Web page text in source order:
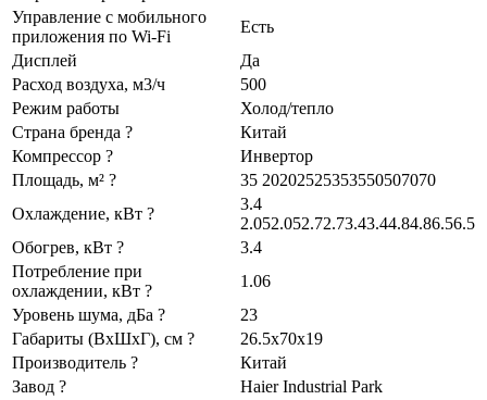
Управление c мобильного
приложения по Wi-Fi
Есть
Дисплей
Да
Расход воздуха, м3/ч
500
Режим работы
Холод/тепло
Страна бренда ?
Китай
Компрессор ?
Инвертор
Площадь, м² ?
35 20202525353550507070
Охлаждение, кВт ?
3.4
2.052.052.72.73.43.44.84.86.56.5
Обогрев, кВт ?
3.4
Потребление при
охлаждении, кВт ?
1.06
Уровень шума, дБа ?
23
Габариты (ВхШхГ), см ?
26.5x70x19
Производитель ?
Китай
Завод ?
Haier Industrial Park